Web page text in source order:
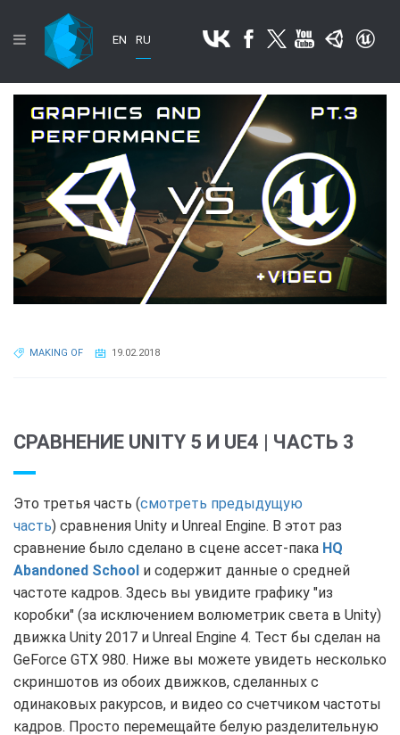
EN RU
MAKING OF 19.02.2018
СРАВНЕНИЕ UNITY 5 И UE4 | ЧАСТЬ 3
Это третья часть (смотреть предыдущую
часть) сравнения Unity и Unreal Engine. В этот раз
сравнение было сделано в сцене ассет-пака HQ
Abandoned School и содержит данные о средней
частоте кадров. Здесь вы увидите графику "из
коробки" (за исключением волюметрик света в Unity)
движка Unity 2017 и Unreal Engine 4. Тест бы сделан на
GeForce GTX 980. Ниже вы можете увидеть несколько
скриншотов из обоих движков, сделанных с
одинаковых ракурсов, и видео со счетчиком частоты
кадров. Просто перемещайте белую разделительную